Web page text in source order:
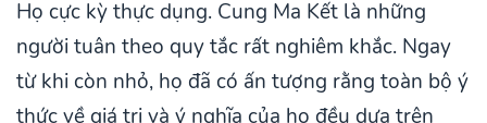
Họ cực kỳ thực dụng. Cung Ma Kết là những
người tuân theo quy tắc rất nghiêm khắc. Ngay
từ khi còn nhỏ, họ đã có ấn tượng rằng toàn bộ ý
thức về giá trị và ý nghĩa của họ đều dựa trên